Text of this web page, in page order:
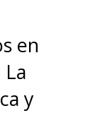
ofrecen
en
y